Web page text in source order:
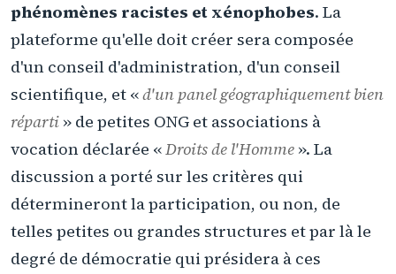
phénomènes racistes et xénophobes. La
plateforme qu'elle doit créer sera composée
d'un conseil d'administration, d'un conseil
scientifique, et «d'un panel géographiquement bien
réparti » de petites ONG et associations à
vocation déclarée «Droits de l'Homme ». La
discussion a porté sur les critères qui
détermineront la participation, ou non, de
telles petites ou grandes structures et par là le
degré de démocratie qui présidera à ces